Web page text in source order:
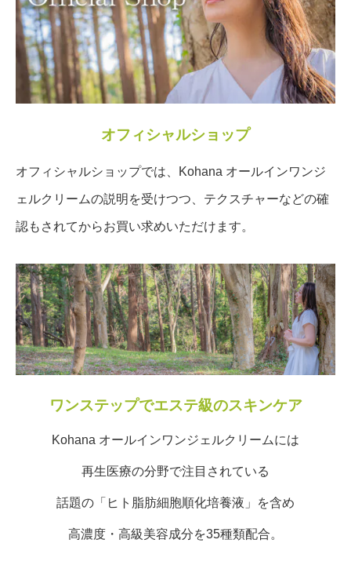
オフィシャルショップ
オフィシャルショップでは、Kohana オールインワンジ
ェルクリームの説明を受けつつ、テクスチャーなどの確
認もされてからお買い求めいただけます。
ワンステップでエステ級のスキンケア
Kohana オールインワンジェルクリームには
再生医療の分野で注目されている
話題の「ヒト脂肪細胞順化培養液」を含め
高濃度・高級美容成分を35種類配合。